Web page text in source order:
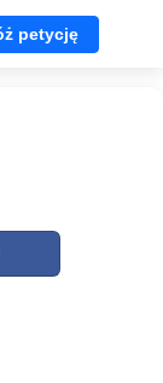
petycję